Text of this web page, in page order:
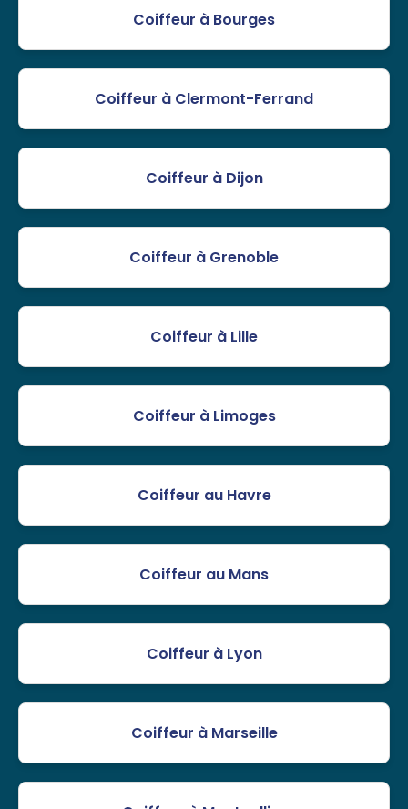
Coiffeur à Bourges
Coiffeur à Clermont-Ferrand
Coiffeur à Dijon
Coiffeur à Grenoble
Coiffeur à Lille
Coiffeur à Limoges
Coiffeur au Havre
Coiffeur au Mans
Coiffeur à Lyon
Coiffeur à Marseille